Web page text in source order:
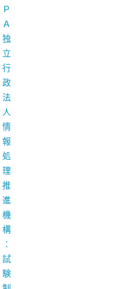
P
A
独
立
行
政
法
人
情
報
処
理
推
進
機
構
：
試
験